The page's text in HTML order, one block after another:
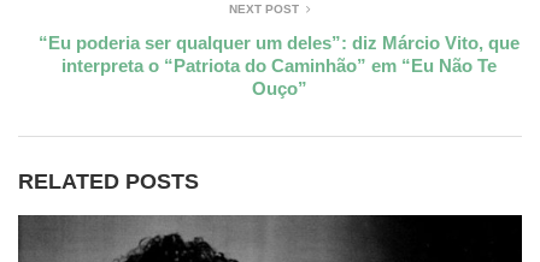
NEXT POST
“Eu poderia ser qualquer um deles”: diz Márcio Vito, que
interpreta o “Patriota do Caminhão” em “Eu Não Te
Ouço”
RELATED POSTS